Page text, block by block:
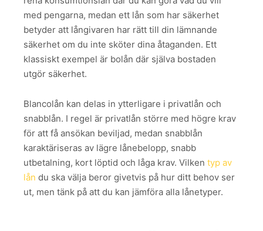
med pengarna, medan ett lån som har säkerhet
betyder att långivaren har rätt till din lämnande
säkerhet om du inte sköter dina åtaganden. Ett
klassiskt exempel är bolån där själva bostaden
utgör säkerhet.
Blancolån kan delas in ytterligare i privatlån och
snabblån. I regel är privatlån större med högre krav
för att få ansökan beviljad, medan snabblån
karaktäriseras av lägre lånebelopp, snabb
utbetalning, kort löptid och låga krav. Vilken typ av
lån du ska välja beror givetvis på hur ditt behov ser
ut, men tänk på att du kan jämföra alla lånetyper.